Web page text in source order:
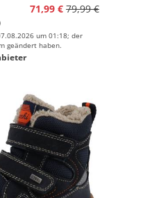
71,99 € 79,99 €
um 01:18; der
geändert haben.